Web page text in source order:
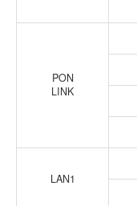
PON
LINK
LAN1